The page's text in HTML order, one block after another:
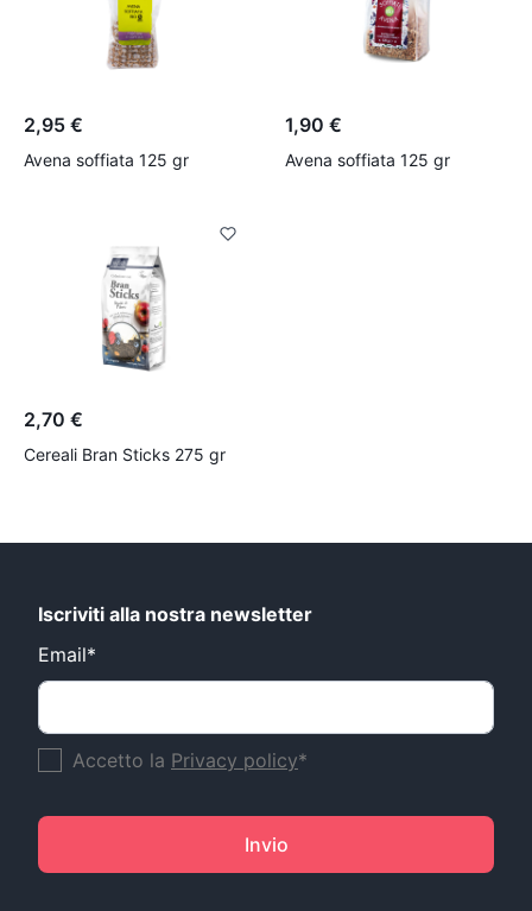
2,95 €
Avena soffiata 125 gr
1,90 €
Avena soffiata 125 gr
2,70 €
Cereali Bran Sticks 275 gr
Iscriviti alla nostra newsletter
Email*
Accetto la Privacy policy*
Invio